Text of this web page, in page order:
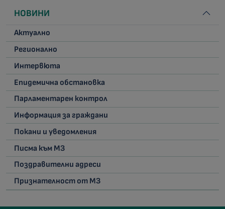
НОВИНИ
Актуално
Регионално
Интервюта
Епидемична обстановка
Парламентарен контрол
Информация за граждани
Покани и уведомления
Писма към МЗ
Поздравителни адреси
Признателност от МЗ